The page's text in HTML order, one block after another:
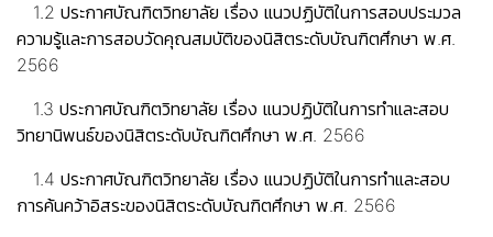
1.2 ประกาศบัณฑิตวิทยาลัย เรื่อง แนวปฏิบัติในการสอบประมวล
ความรู้และการสอบวัดคุณสมบัติของนิสิตระดับบัณฑิตศึกษา พ.ศ.
2566
1.3 ประกาศบัณฑิตวิทยาลัย เรื่อง แนวปฏิบัติในการทําและสอบ
วิทยานิพนธ์ของนิสิตระดับบัณฑิตศึกษา พ.ศ. 2566
1.4 ประกาศบัณฑิตวิทยาลัย เรื่อง แนวปฏิบัติในการทําและสอบ
การค้นคว้าอิสระของนิสิตระดับบัณฑิตศึกษา พ.ศ. 2566